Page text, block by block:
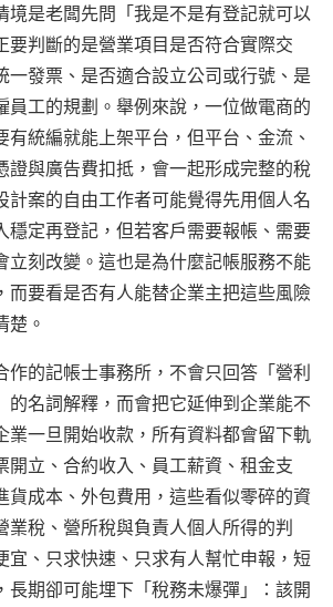
境是老闆先問「我是不是有登記就可以
要判斷的是營業項目是否符合實際交
一發票、是否適合設立公司或行號、是
員工的規劃。舉例來說，一位做電商的
有統編就能上架平台，但平台、金流、
證與廣告費扣抵，會一起形成完整的稅
計案的自由工作者可能覺得先用個人名
穩定再登記，但若客戶需要報帳、需要
立刻改變。這也是為什麼記帳服務不能
而要看是否有人能替企業主把這些風險
楚。
作的記帳士事務所，不會只回答「營利
的名詞解釋，而會把它延伸到企業能不
業一旦開始收款，所有資料都會留下軌
開立、合約收入、員工薪資、租金支
貨成本、外包費用，這些看似零碎的資
業稅、營所稅與負責人個人所得的判
宜、只求快速、只求有人幫忙申報，短
長期卻可能埋下「稅務未爆彈」：該開